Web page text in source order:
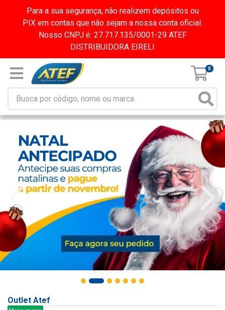
Para a sua segurança, não realizem depósitos ou
PIX em contas que não sejam a nossa conta oficial.
Nosso CNPJ é: 27.717.135/0001-29 ATEF
DISTRIBUIDORA EIRELI
0
Outlet Atef